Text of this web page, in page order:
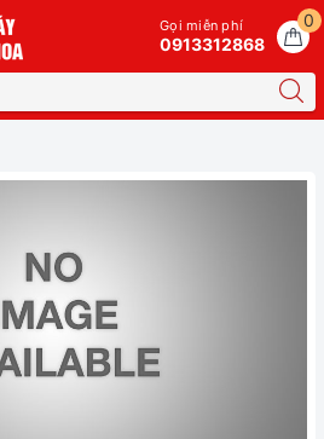
0
Gọi miễn phí
0913312868